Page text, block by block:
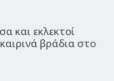
και εκλεκτοί
βράδια στο